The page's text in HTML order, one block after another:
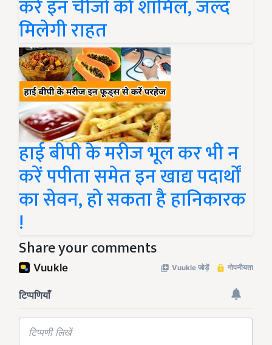
करें इन चीजों को शामिल, जल्द
मिलेगी राहत
हाई बीपी के मरीज भूल कर भी न
करें पपीता समेत इन खाद्य पदार्थों
का सेवन, हो सकता है हानिकारक
!
Share your comments